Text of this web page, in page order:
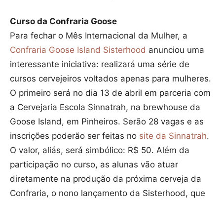
Curso da Confraria Goose
Para fechar o Mês Internacional da Mulher, a
Confraria Goose Island Sisterhood anunciou uma
interessante iniciativa: realizará uma série de
cursos cervejeiros voltados apenas para mulheres.
O primeiro será no dia 13 de abril em parceria com
a Cervejaria Escola Sinnatrah, na brewhouse da
Goose Island, em Pinheiros. Serão 28 vagas e as
inscrições poderão ser feitas no site da Sinnatrah.
O valor, aliás, será simbólico: R$ 50. Além da
participação no curso, as alunas vão atuar
diretamente na produção da próxima cerveja da
Confraria, o nono lançamento da Sisterhood, que